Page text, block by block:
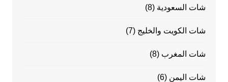
شات السعودية (8)
شات الكويت والخليج (7)
شات المغرب (8)
شات اليمن (6)